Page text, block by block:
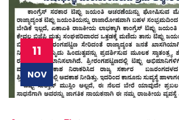
11
NOV